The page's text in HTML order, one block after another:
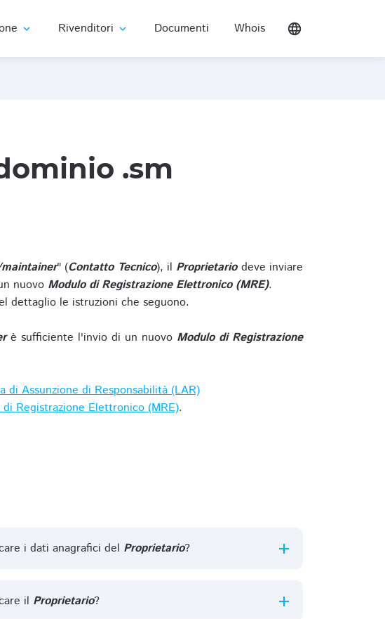
expand_more Rivenditori expand_more Documenti Whois language
.sm
" (Contatto Tecnico), il Proprietariodeve inviare
nuovo Modulo di Registrazione Elettronico (MRE).
dettaglio le istruzioni che seguono.
è sufficiente l'invio di un nuovo Modulo di Registrazione
di Assunzione di Responsabilità (LAR)
Registrazione Elettronico (MRE).
i dati anagrafici del Proprietario?
il Proprietario?